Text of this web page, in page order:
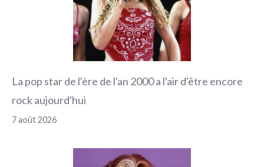
La pop star de l'ère de l'an 2000 a l'air d'être encore
rock aujourd'hui
7 août 2026